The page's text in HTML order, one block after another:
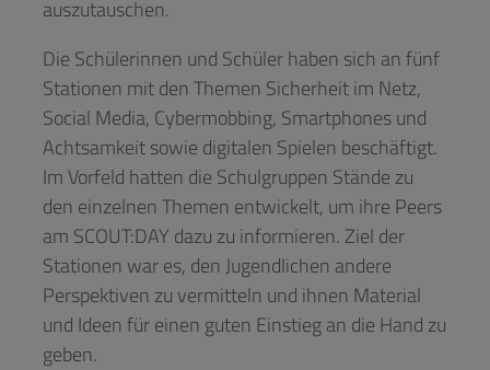
auszutauschen.
Die Schülerinnen und Schüler haben sich an fünf
Stationen mit den Themen Sicherheit im Netz,
Social Media, Cybermobbing, Smartphones und
Achtsamkeit sowie digitalen Spielen beschäftigt.
Im Vorfeld hatten die Schulgruppen Stände zu
den einzelnen Themen entwickelt, um ihre Peers
am SCOUT:DAY dazu zu informieren. Ziel der
Stationen war es, den Jugendlichen andere
Perspektiven zu vermitteln und ihnen Material
und Ideen für einen guten Einstieg an die Hand zu
geben.